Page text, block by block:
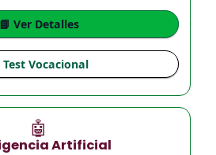
📘 Ver Detalles
Test Vocacional
🤖
Artificial